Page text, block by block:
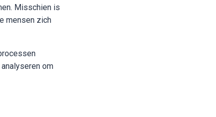
Misschien is
mensen zich
om